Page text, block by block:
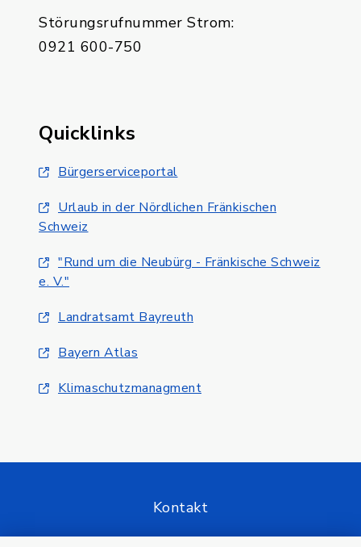
Störungsrufnummer Strom:
0921 600-750
Quicklinks
Bürgerserviceportal
Urlaub in der Nördlichen Fränkischen
Schweiz
"Rund um die Neubürg - Fränkische Schweiz
e. V."
Landratsamt Bayreuth
Bayern Atlas
Klimaschutzmanagment
Kontakt